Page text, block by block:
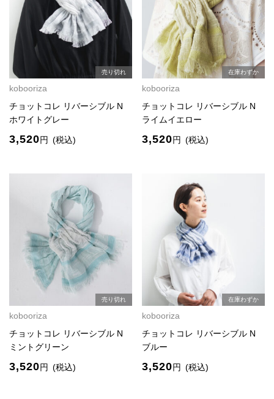
kobooriza
売り切れ
チョットコレ リバーシブル N
ホワイトグレー
3,520円 (税込)
kobooriza
在庫わずか
チョットコレ リバーシブル N
ライムイエロー
3,520円 (税込)
kobooriza
売り切れ
チョットコレ リバーシブル N
ミントグリーン
3,520円 (税込)
kobooriza
在庫わずか
チョットコレ リバーシブル N
ブルー
3,520円 (税込)